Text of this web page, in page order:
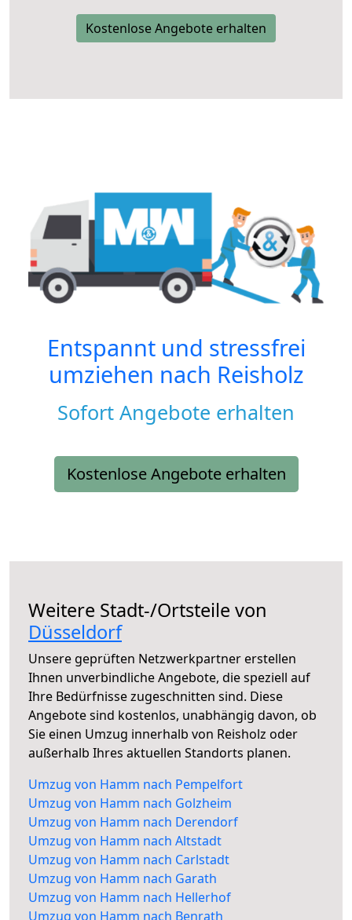
Kostenlose Angebote erhalten
Entspannt und stressfrei
umziehen nach Reisholz
Sofort Angebote erhalten
Kostenlose Angebote erhalten
Weitere Stadt-/Ortsteile von
Düsseldorf
Unsere geprüften Netzwerkpartner erstellen
Ihnen unverbindliche Angebote, die speziell auf
Ihre Bedürfnisse zugeschnitten sind. Diese
Angebote sind kostenlos, unabhängig davon, ob
Sie einen Umzug innerhalb von Reisholz oder
außerhalb Ihres aktuellen Standorts planen.
Umzug von Hamm nach Pempelfort
Umzug von Hamm nach Golzheim
Umzug von Hamm nach Derendorf
Umzug von Hamm nach Altstadt
Umzug von Hamm nach Carlstadt
Umzug von Hamm nach Garath
Umzug von Hamm nach Hellerhof
Umzug von Hamm nach Benrath